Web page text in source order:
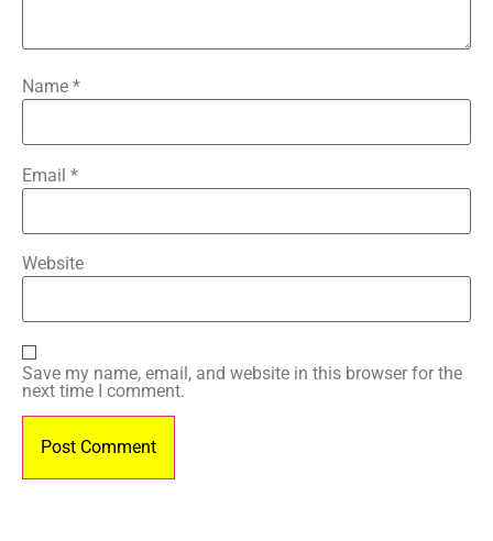
Name *
Email *
Website
Save my name, email, and website in this browser for the
next time I comment.